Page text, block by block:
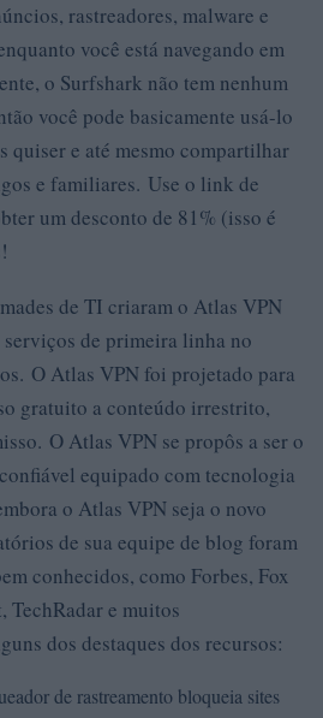
rastreadores, malware e
você está navegando em
o Surfshark não tem nenhum
você pode basicamente usá-lo
quiser e até mesmo compartilhar
e familiares. Use o link de
um desconto de 81% (isso é
de TI criaram o Atlas VPN
de primeira linha no
O Atlas VPN foi projetado para
gratuito a conteúdo irrestrito,
O Atlas VPN se propôs a ser o
equipado com tecnologia
o Atlas VPN seja o novo
de sua equipe de blog foram
conhecidos, como Forbes, Fox
TechRadar e muitos
dos destaques dos recursos:
de rastreamento bloqueia sites